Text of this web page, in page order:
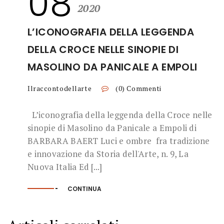
2020
L’ICONOGRAFIA DELLA LEGGENDA
DELLA CROCE NELLE SINOPIE DI
MASOLINO DA PANICALE A EMPOLI
Ilraccontodellarte (0) Commenti
L’iconografia della leggenda della Croce nelle
sinopie di Masolino da Panicale a Empoli di
BARBARA BAERT Luci e ombre fra tradizione
e innovazione da Storia dell'Arte, n. 9, La
Nuova Italia Ed [...]
CONTINUA